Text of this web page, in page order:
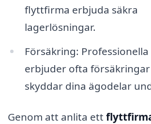
flyttfirma erbjuda säkra
lagerlösningar.
Försäkring:
erbjuder ofta
skyddar dina ägodelar
Genom att anlita ett